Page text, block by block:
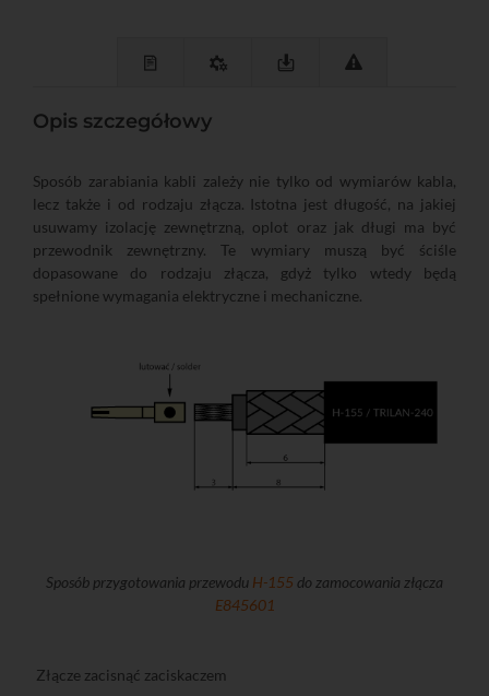
Opis szczegółowy
Sposób zarabiania kabli zależy nie tylko od wymiarów kabla,
lecz także i od rodzaju złącza. Istotna jest długość, na jakiej
usuwamy izolację zewnętrzną, oplot oraz jak długi ma być
przewodnik zewnętrzny. Te wymiary muszą być ściśle
dopasowane do rodzaju złącza, gdyż tylko wtedy będą
spełnione wymagania elektryczne i mechaniczne.
Sposób przygotowania przewodu H-155 do zamocowania złącza
E845601
Złącze zacisnąć zaciskaczem